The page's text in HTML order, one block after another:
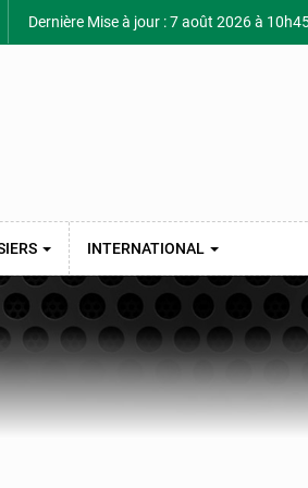
Dernière Mise à jour : 7 août 2026 à
INTERNATIONAL